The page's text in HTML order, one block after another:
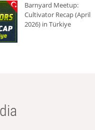
Barnyard Meetup:
Cultivator Recap (April
2026) in Türkiye